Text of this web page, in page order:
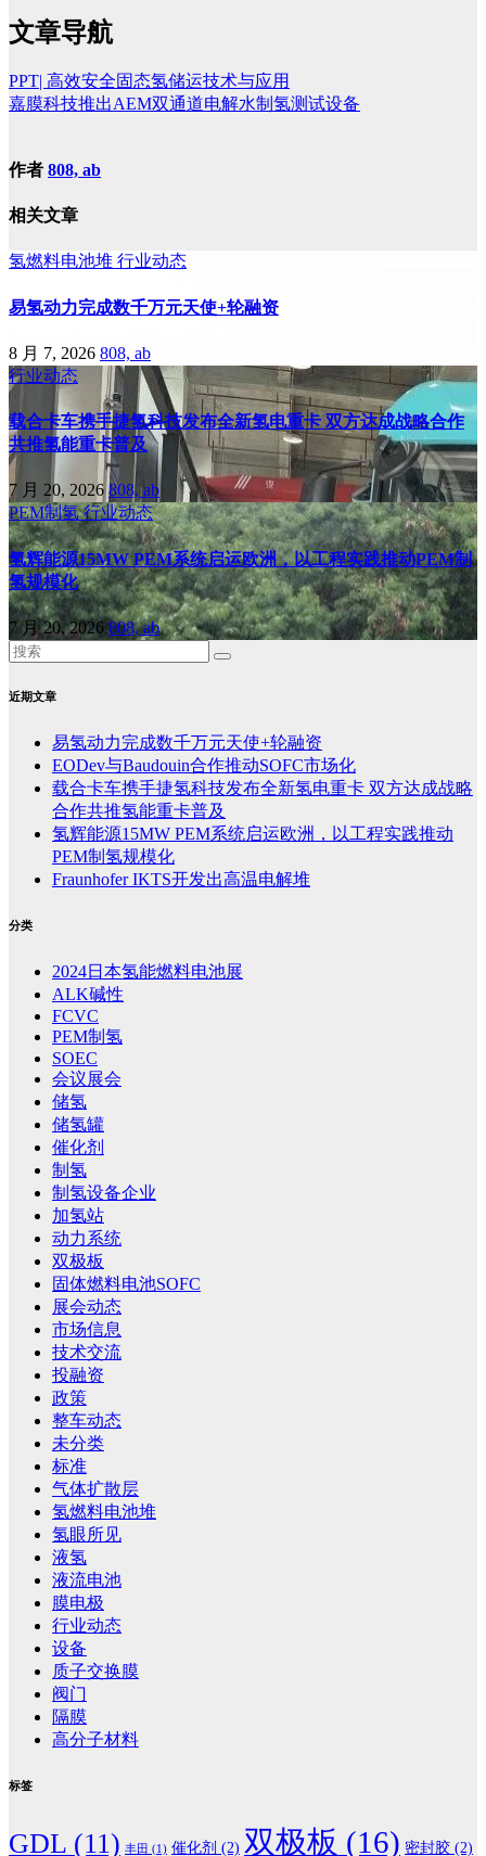
文章导航
PPT| 高效安全固态氢储运技术与应用
嘉膜科技推出AEM双通道电解水制氢测试设备
作者 808, ab
相关文章
氢燃料电池堆 行业动态
易氢动力完成数千万元天使+轮融资
8 月 7, 2026 808, ab
行业动态
载合卡车携手捷氢科技发布全新氢电重卡 双方达成战略合作
共推氢能重卡普及
7 月 20, 2026 808, ab
PEM制氢行业动态
氢辉能源15MW PEM系统启运欧洲，以工程实践推动PEM制
氢规模化
7 月 20, 2026808, ab
近期文章
易氢动力完成数千万元天使+轮融资
EODev与Baudouin合作推动SOFC市场化
载合卡车携手捷氢科技发布全新氢电重卡 双方达成战略
合作共推氢能重卡普及
氢辉能源15MW PEM系统启运欧洲，以工程实践推动
PEM制氢规模化
Fraunhofer IKTS开发出高温电解堆
分类
2024日本氢能燃料电池展
ALK碱性
FCVC
PEM制氢
SOEC
会议展会
储氢
储氢罐
催化剂
制氢
制氢设备企业
加氢站
动力系统
双极板
固体燃料电池SOFC
展会动态
市场信息
技术交流
投融资
政策
整车动态
未分类
标准
气体扩散层
氢燃料电池堆
氢眼所见
液氢
液流电池
膜电极
行业动态
设备
质子交换膜
阀门
隔膜
高分子材料
标签
GDL (11) 丰田 (1) 催化剂 (2) 双极板 (16) 密封胶 (2)